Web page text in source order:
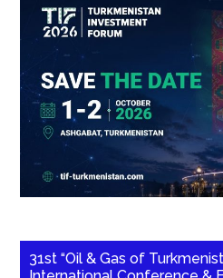
31st “Oil & Gas of